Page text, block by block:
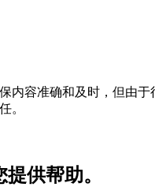
内容准确和及时，但由
。
供帮助。